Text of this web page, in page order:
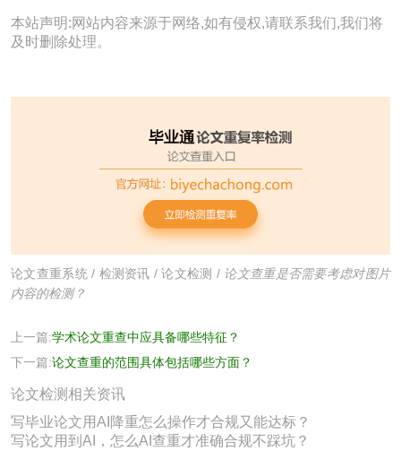
本站声明:网站内容来源于网络,如有侵权,请联系我们,我们将
及时删除处理。
论文查重系统/ 检测资讯 /论文检测 / 论文查重是否需要考虑对图片
内容的检测？
上一篇:学术论文重查中应具备哪些特征？
下一篇:论文查重的范围具体包括哪些方面？
论文检测相关资讯
写毕业论文用AI降重怎么操作才合规又能达标？
写论文用到AI，怎么AI查重才准确合规不踩坑？